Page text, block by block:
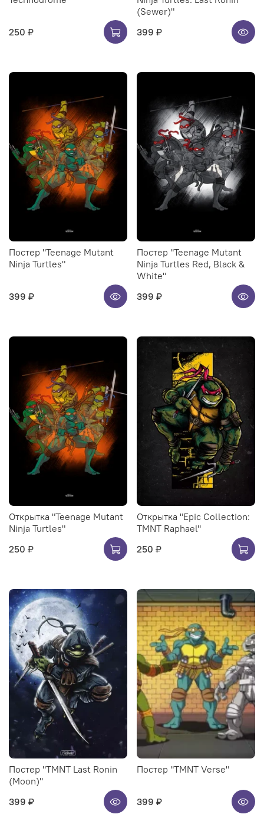
250 ₽
(Sewer)"
399 ₽
Постер "Teenage Mutant
Ninja Turtles"
399 ₽
Постер "Teenage Mutant
Ninja Turtles Red, Black &
White"
399 ₽
Открытка "Teenage Mutant
Ninja Turtles"
250 ₽
Открытка "Epic Collection:
TMNT Raphael"
250 ₽
Постер "TMNT Last Ronin
(Moon)"
399 ₽
Постер "TMNT Verse"
399 ₽